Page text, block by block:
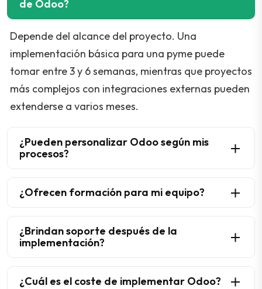
de Odoo?
Depende del alcance del proyecto. Una
implementación básica para una pyme puede
tomar entre 3 y 6 semanas, mientras que proyectos
más complejos con integraciones externas pueden
extenderse a varios meses.
¿Pueden personalizar Odoo según mis
procesos?
¿Ofrecen formación para mi equipo?
¿Brindan soporte después de la
implementación?
¿Cuál es el coste de implementar Odoo?